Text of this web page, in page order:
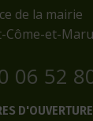
de la mairie
Côme-et-
06 52
D'OUVERTURE